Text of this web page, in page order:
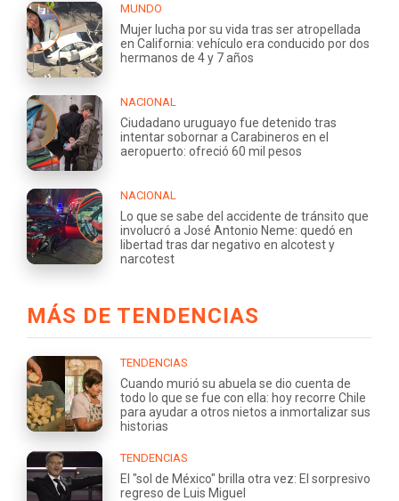
MUNDO
Mujer lucha por su vida tras ser atropellada
en California: vehículo era conducido por dos
hermanos de 4 y 7 años
NACIONAL
Ciudadano uruguayo fue detenido tras
intentar sobornar a Carabineros en el
aeropuerto: ofreció 60 mil pesos
NACIONAL
Lo que se sabe del accidente de tránsito que
involucró a José Antonio Neme: quedó en
libertad tras dar negativo en alcotest y
narcotest
MÁS DE TENDENCIAS
TENDENCIAS
Cuando murió su abuela se dio cuenta de
todo lo que se fue con ella: hoy recorre Chile
para ayudar a otros nietos a inmortalizar sus
historias
TENDENCIAS
El "sol de México" brilla otra vez: El sorpresivo
regreso de Luis Miguel